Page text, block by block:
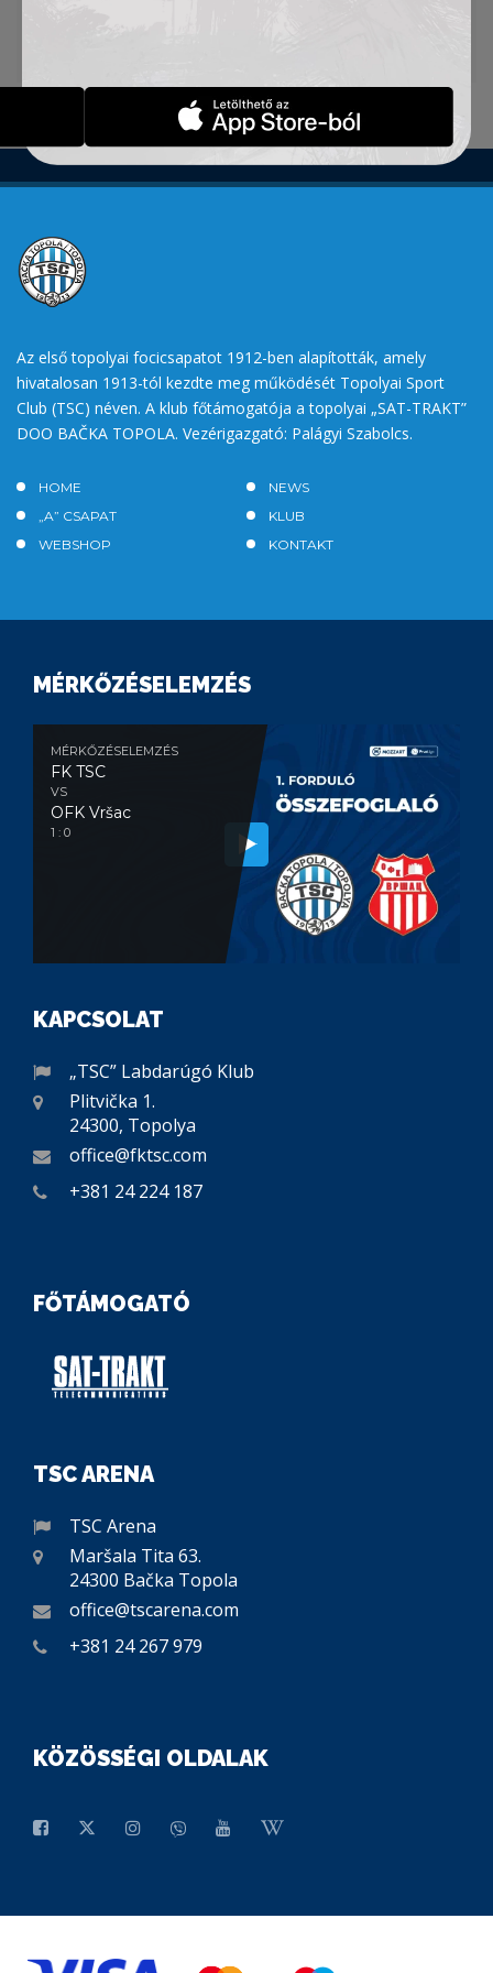
Az első topolyai focicsapatot 1912-ben alapították, amely
hivatalosan 1913-tól kezdte meg működését Topolyai Sport
Club (TSC) néven. A klub főtámogatója a topolyai „SAT-TRAKT”
DOO BAČKA TOPOLA. Vezérigazgató: Palágyi Szabolcs.
HOME
NEWS
„A” CSAPAT
KLUB
WEBSHOP
KONTAKT
MÉRKŐZÉSELEMZÉS
MÉRKŐZÉSELEMZÉS
FK TSC
VS
OFK Vršac
1 : 0
KAPCSOLAT
„TSC” Labdarúgó Klub
Plitvička 1.
24300, Topolya
office@fktsc.com
+381 24 224 187
FŐTÁMOGATÓ
TSC ARENA
TSC Arena
Maršala Tita 63.
24300 Bačka Topola
office@tscarena.com
+381 24 267 979
KÖZÖSSÉGI OLDALAK